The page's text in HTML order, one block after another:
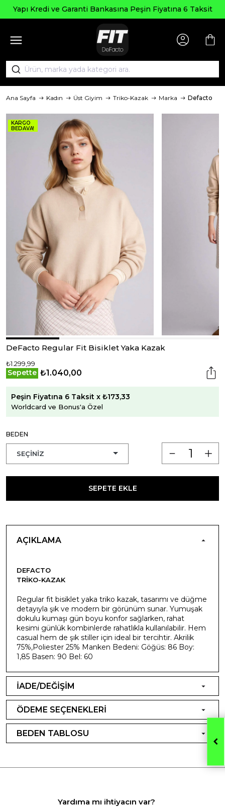
Yapı Kredi ve Garanti Bankasına Peşin Fiyatına 6 Taksit
Ana Sayfa Kadın Üst Giyim Triko-Kazak Marka Defacto
KARGO
BEDAVA!
DeFacto Regular Fit Bisiklet Yaka Kazak
₺1.299,99
Sepette ₺1.040,00
Peşin Fiyatına 6 Taksit x ₺173,33
Worldcard ve Bonus'a Özel
BEDEN
SEPETE EKLE
AÇIKLAMA
DEFACTO
TRIKO-KAZAK
Regular fit bisiklet yaka triko kazak, tasarımı ve düğme
detayıyla şık ve modern bir görünüm sunar. Yumuşak
dokulu kumaşı gün boyu konfor sağlarken, rahat
kesimi günlük kombinlerde rahatlıkla kullanılabilir. Hem
casual hem de şık stiller için ideal bir tercihtir. Akrilik
75%,Poliester 25% Manken Bedeni: Göğüs: 86 Boy:
1,85 Basen: 90 Bel: 60
İADE/DEĞİŞİM
ÖDEME SEÇENEKLERİ
BEDEN TABLOSU
Yardıma mı ihtiyacın var?